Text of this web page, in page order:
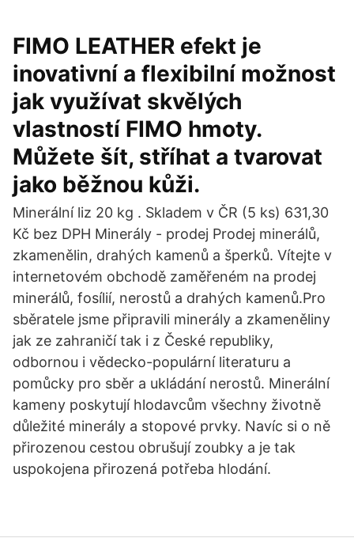
FIMO LEATHER efekt je
inovativní a flexibilní možnost
jak využívat skvělých
vlastností FIMO hmoty.
Můžete šít, stříhat a tvarovat
jako běžnou kůži.
Minerální liz 20 kg . Skladem v ČR (5 ks) 631,30
Kč bez DPH Minerály - prodej Prodej minerálů,
zkamenělin, drahých kamenů a šperků. Vítejte v
internetovém obchodě zaměřeném na prodej
minerálů, fosílií, nerostů a drahých kamenů.Pro
sběratele jsme připravili minerály a zkameněliny
jak ze zahraničí tak i z České republiky,
odbornou i vědecko-populární literaturu a
pomůcky pro sběr a ukládání nerostů. Minerální
kameny poskytují hlodavcům všechny životně
důležité minerály a stopové prvky. Navíc si o ně
přirozenou cestou obrušují zoubky a je tak
uspokojena přirozená potřeba hlodání.